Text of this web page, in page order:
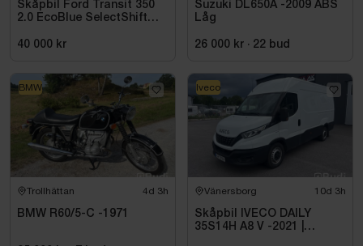
Skåpbil Ford Transit 350
2.0 EcoBlue SelectShift
40 000 kr
Suzuki DL650A -2009 ABS
Låg
26 000 kr · 22 bud
Trollhättan 4d 3h
BMW R60/5-C -1971
BMW
Vänersborg 10d 3h
Skåpbil IVECO DAILY
35S14H A8 V -2021 |
Iveco